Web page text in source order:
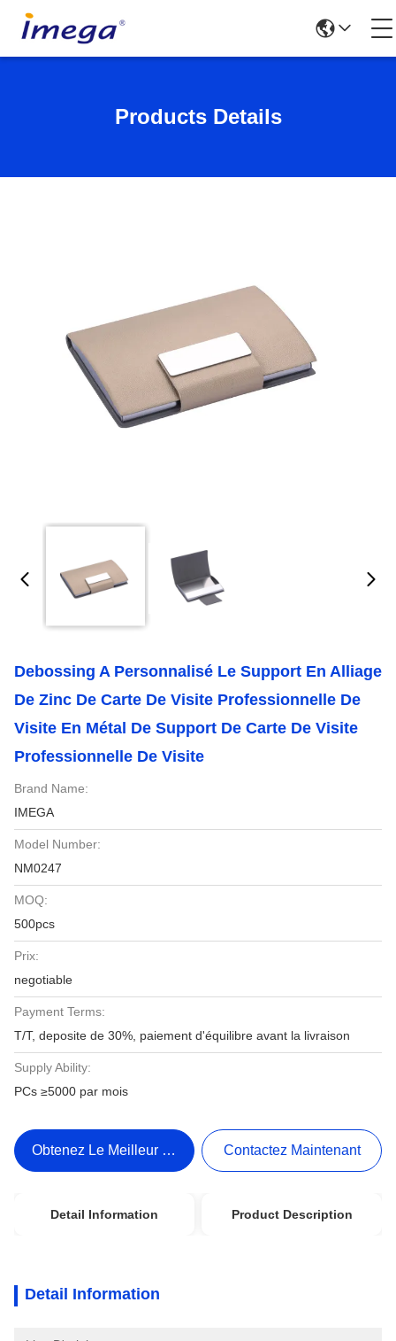
Products Details
Debossing A Personnalisé Le Support En Alliage
De Zinc De Carte De Visite Professionnelle De
Visite En Métal De Support De Carte De Visite
Professionnelle De Visite
Brand Name:
IMEGA
Model Number:
NM0247
MOQ:
500pcs
Prix:
negotiable
Payment Terms:
T/T, deposite de 30%, paiement d'équilibre avant la livraison
Supply Ability:
PCs ≥5000 par mois
Obtenez Le Meilleur Prix Contactez Maintenant
Detail Information Product Description
Detail Information